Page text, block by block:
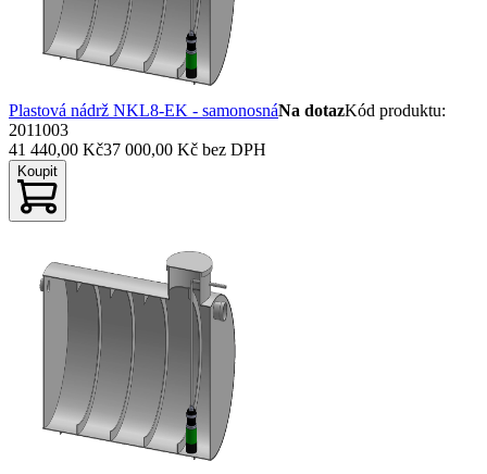
Plastová nádrž NKL8-EK - samonosnáNa dotazKód produktu:
2011003
41 440,00 Kč37 000,00 Kč bez DPH
Koupit